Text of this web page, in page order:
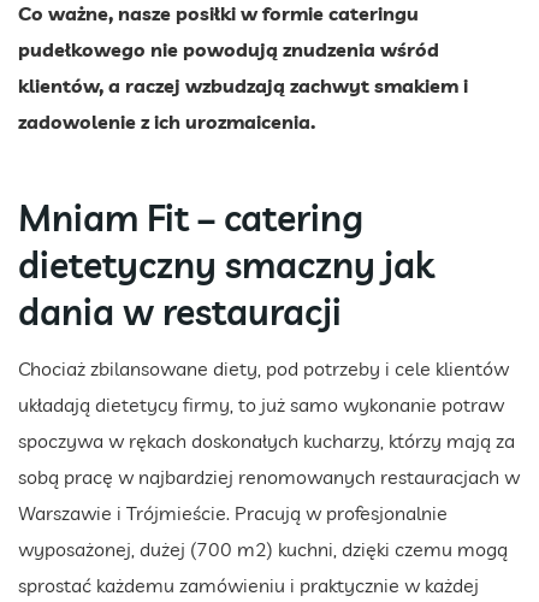
Co ważne, nasze posiłki w formie cateringu
pudełkowego nie powodują znudzenia wśród
klientów, a raczej wzbudzają zachwyt smakiem i
zadowolenie z ich urozmaicenia.
Mniam Fit – catering
dietetyczny smaczny jak
dania w restauracji
Chociaż zbilansowane diety, pod potrzeby i cele klientów
układają dietetycy firmy, to już samo wykonanie potraw
spoczywa w rękach doskonałych kucharzy, którzy mają za
sobą pracę w najbardziej renomowanych restauracjach w
Warszawie i Trójmieście. Pracują w profesjonalnie
wyposażonej, dużej (700 m2) kuchni, dzięki czemu mogą
sprostać każdemu zamówieniu i praktycznie w każdej